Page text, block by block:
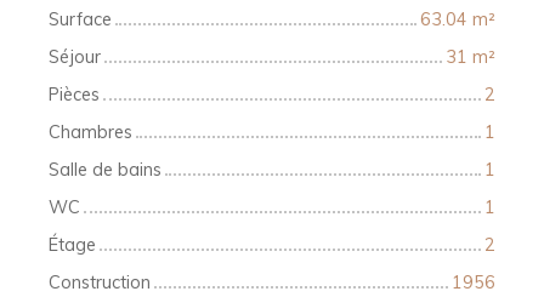
Surface
63.04 m²
Séjour
31 m²
Pièces
2
Chambres
1
Salle de bains
1
WC
1
Étage
2
Construction
1956